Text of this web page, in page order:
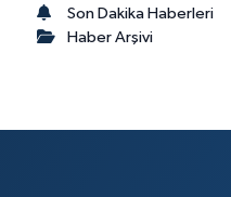
Son Dakika Haberleri
Haber Arşivi